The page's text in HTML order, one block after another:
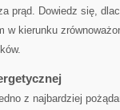
​prąd. Dowiedz ⁤się,
w kierunku
z najbardziej